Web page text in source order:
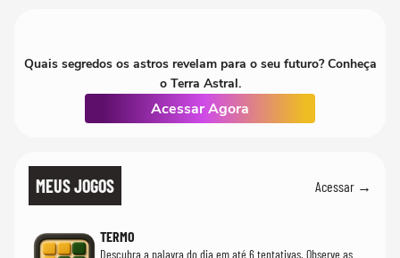
Quais segredos os astros revelam para o seu futuro? Conheça
o Terra Astral.
Acessar Agora
MEUS JOGOS Acessar →
TERMO
Descubra a palavra do dia em até 6 tentativas. Observe as